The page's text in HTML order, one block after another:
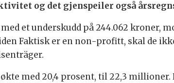
og det gjenspeiler også
et underskudd på 244.062 kroner,
Faktisk er en non-profitt, skal de
med 20,4 prosent, til 22,3 millioner.